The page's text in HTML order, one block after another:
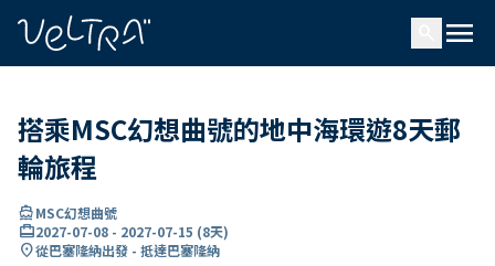
menu
搭乘MSC幻想曲號的地中海環遊8天郵
輪旅程
directions_boatMSC幻想曲號
card_travel2027-07-08 - 2027-07-15 (8天)
location_on從巴塞隆納出發 - 抵達巴塞隆納